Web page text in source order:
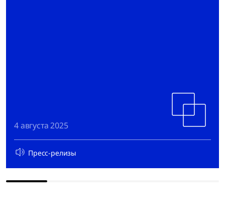
4 августа 2025
Пресс-релизы